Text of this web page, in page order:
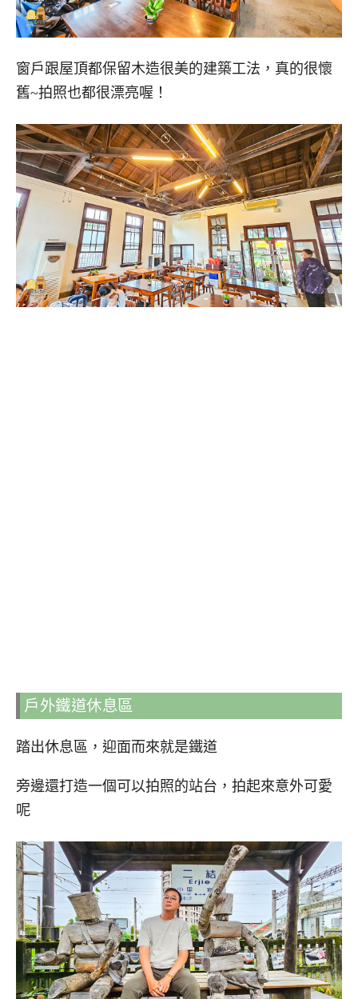
窗戶跟屋頂都保留木造很美的建築工法，真的很懷
舊~拍照也都很漂亮喔！
戶外鐵道休息區
踏出休息區，迎面而來就是鐵道
旁邊還打造一個可以拍照的站台，拍起來意外可愛
呢